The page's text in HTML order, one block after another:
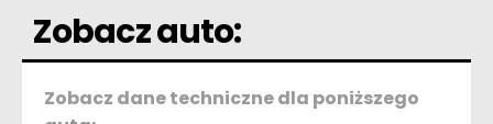
Zobacz auto:
Zobacz dane techniczne dla poniższego